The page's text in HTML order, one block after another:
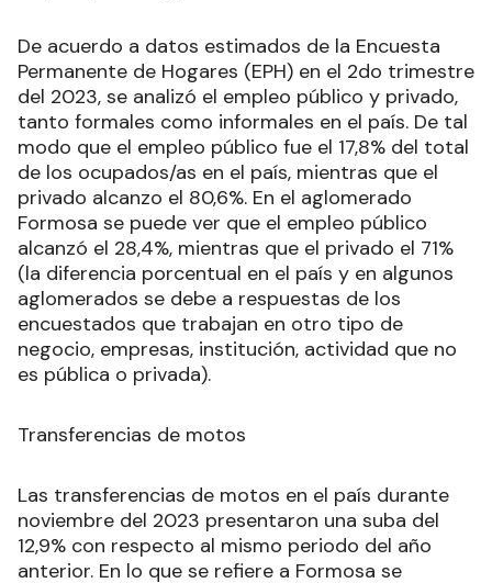
De acuerdo a datos estimados de la Encuesta
Permanente de Hogares (EPH) en el 2do trimestre
del 2023, se analizó el empleo público y privado,
tanto formales como informales en el país. De tal
modo que el empleo público fue el 17,8% del total
de los ocupados/as en el país, mientras que el
privado alcanzo el 80,6%. En el aglomerado
Formosa se puede ver que el empleo público
alcanzó el 28,4%, mientras que el privado el 71%
(la diferencia porcentual en el país y en algunos
aglomerados se debe a respuestas de los
encuestados que trabajan en otro tipo de
negocio, empresas, institución, actividad que no
es pública o privada).
Transferencias de motos
Las transferencias de motos en el país durante
noviembre del 2023 presentaron una suba del
12,9% con respecto al mismo periodo del año
anterior. En lo que se refiere a Formosa se